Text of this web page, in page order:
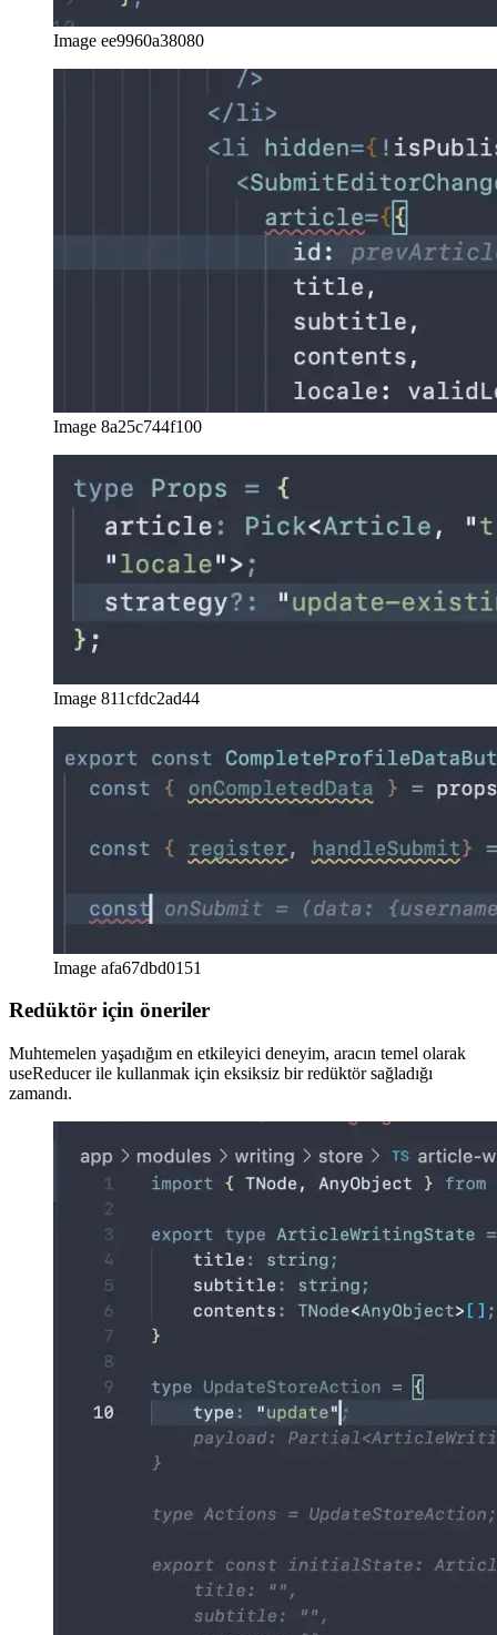
Image 8a25c744f100
Image 811cfdc2ad44
Image afa67dbd0151
Redüktör için öneriler
Muhtemelen yaşadığım en etkileyici deneyim, aracın temel olarak
useReducer ile kullanmak için eksiksiz bir redüktör sağladığı
zamandı.